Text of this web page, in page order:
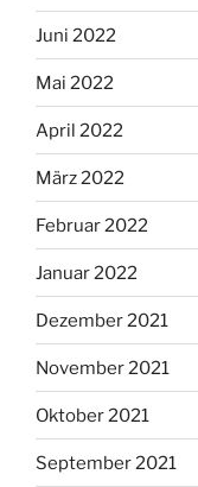
Juni 2022
Mai 2022
April 2022
März 2022
Februar 2022
Januar 2022
Dezember 2021
November 2021
Oktober 2021
September 2021